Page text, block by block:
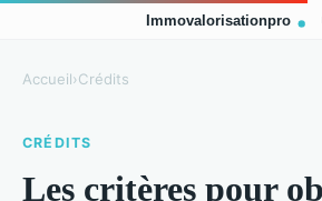
Accueil›Crédits
CRÉDITS
Les critères pour